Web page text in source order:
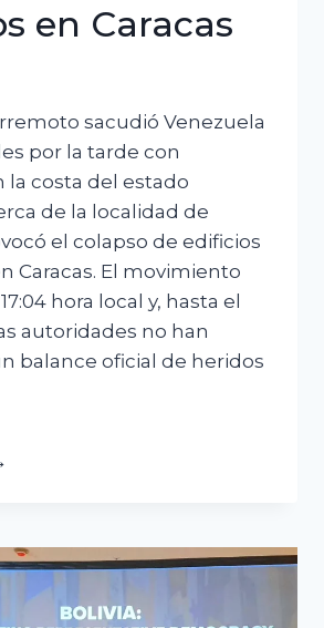
en Caracas
sacudió Venezuela
por la tarde con
la costa del estado
de la localidad de
el colapso de edificios
Caracas. El movimiento
hora local y, hasta el
autoridades no han
balance oficial de heridos